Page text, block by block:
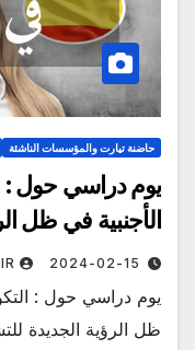
حاضنة تيارت والمؤسسات الناشئة
يوم دراسي حول :
الأجنبية في ظل
2024-02-15
يوم دراسي حول :
ظل الرؤية الجديدة